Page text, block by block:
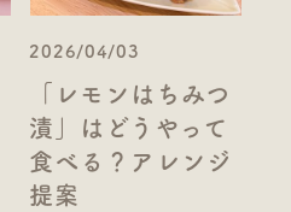
2026/04/03
「レモンはちみつ
漬」はどうやって
食べる？アレンジ
提案